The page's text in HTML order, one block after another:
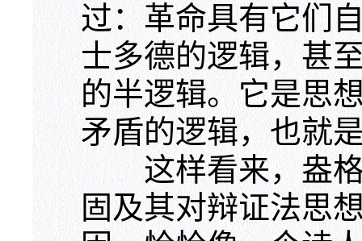
过：革命具有它们
士多德的逻辑，甚
的半逻辑。它是思
矛盾的逻辑，也就
这样看来，盎格
固及其对辩证法思